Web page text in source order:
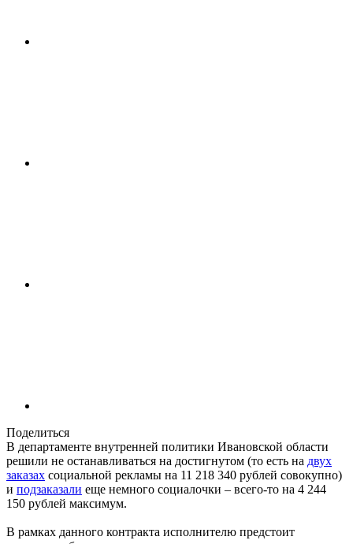
Поделиться
В департаменте внутренней политики Ивановской области
решили не останавливаться на достигнутом (то есть на двух
заказах социальной рекламы на 11 218 340 рублей совокупно)
и подзаказали еще немного социалочки – всего-то на 4 244
150 рублей максимум.
В рамках данного контракта исполнителю предстоит